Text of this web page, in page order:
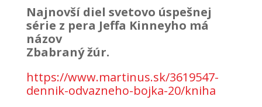
Najnovší diel svetovo úspešnej
série z pera Jeffa Kinneyho má
názov
Zbabraný žúr.
https://www.martinus.sk/3619547-
dennik-odvazneho-bojka-20/kniha